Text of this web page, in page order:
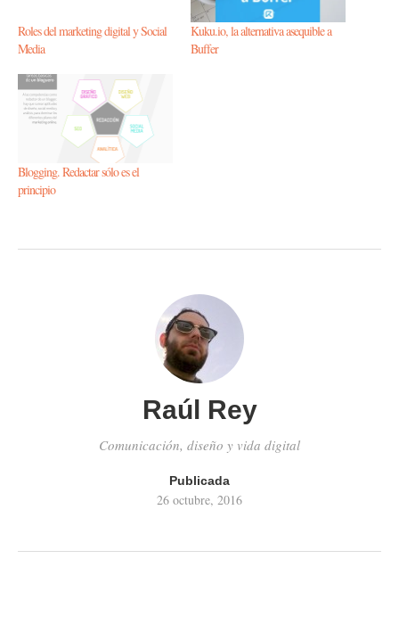
Roles del marketing digital y Social
Media
Kuku.io, la alternativa asequible a
Buffer
Blogging. Redactar sólo es el
principio
Raúl Rey
Comunicación, diseño y vida digital
Publicada
26 octubre, 2016